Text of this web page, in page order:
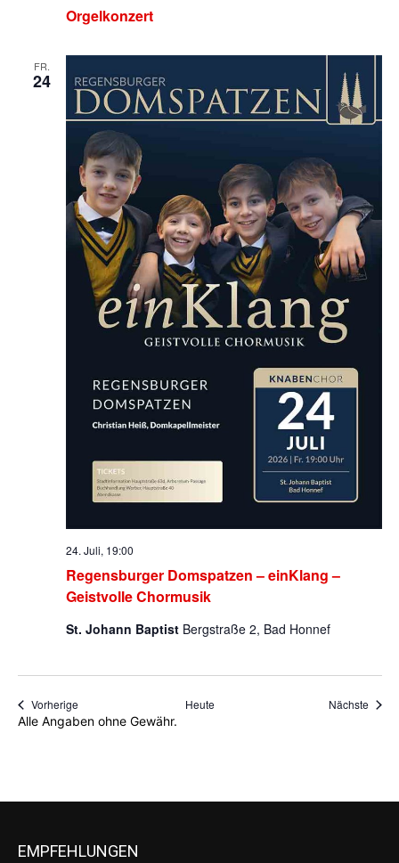
Orgelkonzert
FR.
24
Regensburger Domspatzen – einKlang –
Geistvolle Chormusik
24. Juli, 19:00
St. Johann Baptist Bergstraße 2, Bad Honnef
VorherigeVeranstaltungen Heute Nächste
Alle Angaben ohne Gewähr.
EMPFEHLUNGEN